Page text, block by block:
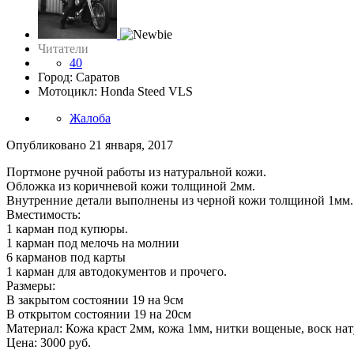
Читатели
40
Город: Саратов
Мотоцикл: Honda Steed VLS
Жалоба
Опубликовано 21 января, 2017
Портмоне ручной работы из натуральной кожи.
Обложка из коричневой кожи толщиной 2мм.
Внутренние детали выполнены из черной кожи толщиной 1мм.
Вместимость:
1 карман под купюры.
1 карман под мелочь на молнии
6 карманов под карты
1 карман для автодокументов и прочего.
Размеры:
В закрытом состоянии 19 на 9см
В открытом состоянии 19 на 20см
Материал: Кожа краст 2мм, кожа 1мм, нитки вощеные, воск
Цена: 3000 руб.